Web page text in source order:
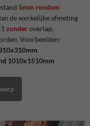
5mm rondom
de werkelijke afmeting
zonderoverlap,
Voorbeelden:
1010x1510mm